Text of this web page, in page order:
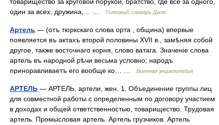
один за всех; дружина,… …
Толковый словарь Даля
Артель — (отъ тюркскаго слова орта , община) впервые
появляется въ актахъ второй половины XVII в., замѣняя собой
другое, также восточнаго корня, слово ватага. Значеніе слова
артель въ народной рѣчи весьма условно; народъ
приноравливаетъ его вообще ко… …
Военная энциклопедия
АРТЕЛЬ — АРТЕЛЬ, артели, жен. 1. Объединение группы лиц
для совместной работы с определенным по договору участием
в доходах и общей ответственностью, товарищество. Трудовая
артель. Промысловая артель. Артель грузчиков. Артель